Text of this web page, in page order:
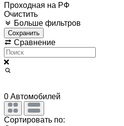
Проходная на РФ
Очистить
Больше фильтров
Сохранить
Сравнение
0 Автомобилей
Сортировать по: